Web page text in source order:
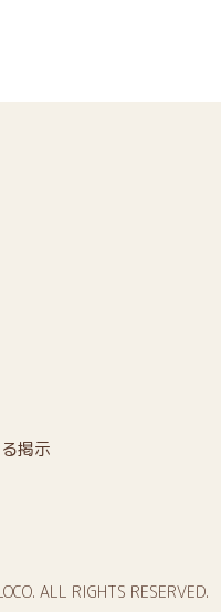
掲示
ALL RIGHTS RESERVED.